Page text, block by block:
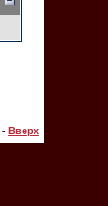
- Вверх